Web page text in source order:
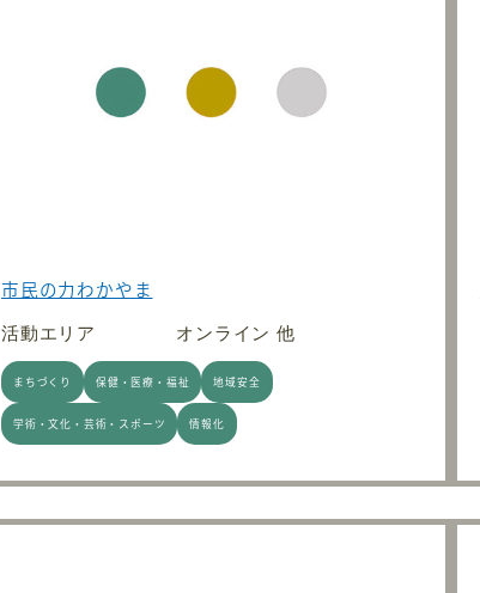
市民の力わかやま
活動エリア オンライン 他
まちづくり 保健・医療・福祉 地域安全
学術・文化・芸術・スポーツ 情報化